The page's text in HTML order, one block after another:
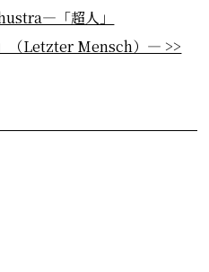
「超人」
（Letzter Mensch）― >>